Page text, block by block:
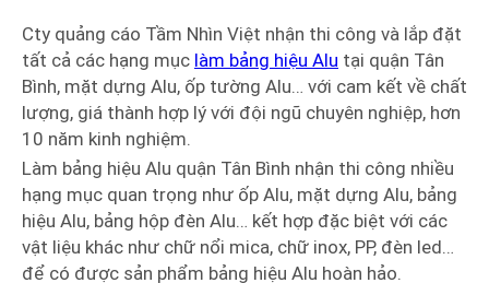
Cty quảng cáo Tầm Nhìn Việt nhận thi công và lắp đặt
tất cả các hạng mục làm bảng hiệu Alu tại quận Tân
Bình, mặt dựng Alu, ốp tường Alu… với cam kết về chất
lượng, giá thành hợp lý với đội ngũ chuyên nghiệp, hơn
10 năm kinh nghiệm.
Làm bảng hiệu Alu quận Tân Bình nhận thi công nhiều
hạng mục quan trọng như ốp Alu, mặt dựng Alu, bảng
hiệu Alu, bảng hộp đèn Alu… kết hợp đặc biệt với các
vật liệu khác như chữ nổi mica, chữ inox, PP, đèn led…
để có được sản phẩm bảng hiệu Alu hoàn hảo.